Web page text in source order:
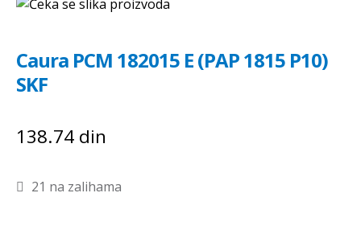
Kontakt
Caura PCM 182015 E (PAP 1815 P10)
SKF
138.74 din
21 na zalihama